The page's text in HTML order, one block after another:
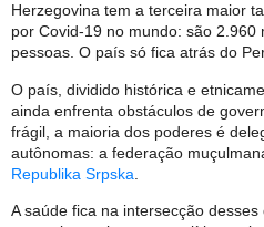
Herzegovina tem a terceira maior
por Covid-19 no mundo: são 2.960
pessoas. O país só fica atrás do
O país, dividido histórica e
ainda enfrenta obstáculos de
frágil, a maioria dos poderes é
autônomas: a federação
Republika Srpska
A saúde fica na intersecção